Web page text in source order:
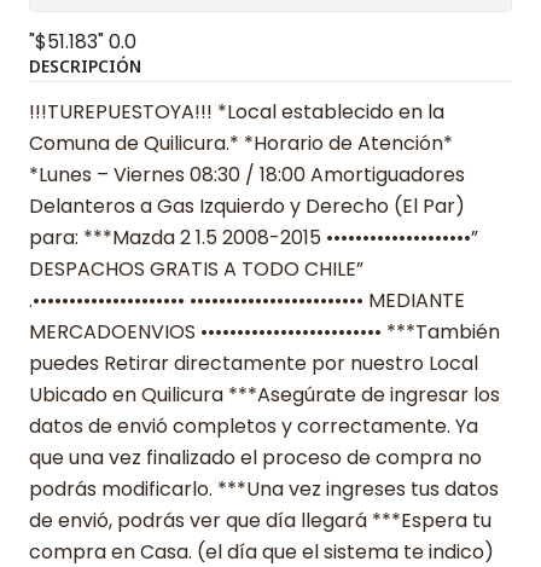
"$51.183"0.0
DESCRIPCIÓN
!!!TUREPUESTOYA!!! *Local establecido en la
Comuna de Quilicura.* *Horario de Atención*
*Lunes – Viernes 08:30 / 18:00 Amortiguadores
Delanteros a Gas Izquierdo y Derecho (El Par)
para: ***Mazda 2 1.5 2008-2015 ••••••••••••••••••••”
DESPACHOS GRATIS A TODO CHILE”
.••••••••••••••••••••• •••••••••••••••••••••••• MEDIANTE
MERCADOENVIOS ••••••••••••••••••••••••• ***También
puedes Retirar directamente por nuestro Local
Ubicado en Quilicura ***Asegúrate de ingresar los
datos de envió completos y correctamente. Ya
que una vez finalizado el proceso de compra no
podrás modificarlo. ***Una vez ingreses tus datos
de envió, podrás ver que día llegará ***Espera tu
compra en Casa. (el día que el sistema te indico)